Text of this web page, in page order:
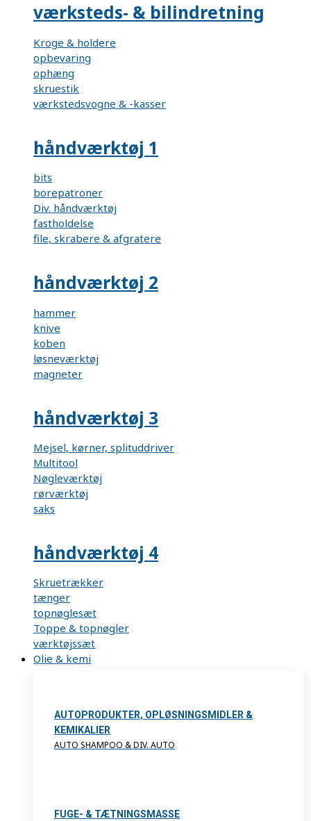
værksteds- & bilindretning
Kroge & holdere
opbevaring
ophæng
skruestik
værkstedsvogne & -kasser
håndværktøj 1
bits
borepatroner
Div. håndværktøj
fastholdelse
file, skrabere & afgratere
håndværktøj 2
hammer
knive
koben
løsneværktøj
magneter
håndværktøj 3
Mejsel, kørner, splituddriver
Multitool
Nøgleværktøj
rørværktøj
saks
håndværktøj 4
Skruetrækker
tænger
topnøglesæt
Toppe & topnøgler
værktøjssæt
Olie & kemi
AUTOPRODUKTER, OPLØSNINGSMIDLER &
KEMIKALIER
AUTO SHAMPOO & DIV. AUTO
FUGE- & TÆTNINGSMASSE